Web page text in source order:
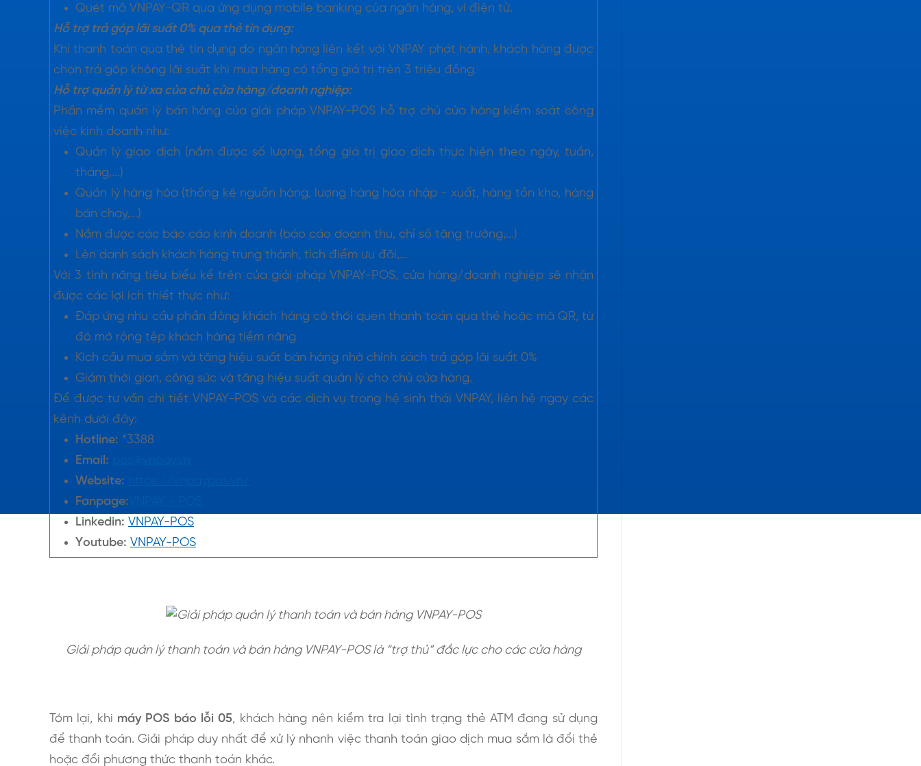
Quét mã VNPAY-QR qua ứng dụng mobile banking của ngân hàng, ví điện tử.
Hỗ trợ trả góp lãi suất 0% qua thẻ tín dụng:
Khi thanh toán qua thẻ tín dụng do ngân hàng liên kết với VNPAY phát hành, khách hàng được
chọn trả góp không lãi suất khi mua hàng có tổng giá trị trên 3 triệu đồng.
Hỗ trợ quản lý từ xa của chủ cửa hàng/doanh nghiệp:
Phần mềm quản lý bán hàng của giải pháp VNPAY-POS hỗ trợ chủ cửa hàng kiểm soát công
việc kinh doanh như:
Quản lý giao dịch (nắm được số lượng, tổng giá trị giao dịch thực hiện theo ngày, tuần,
tháng,...)
Quản lý hàng hóa (thống kê nguồn hàng, lượng hàng hóa nhập - xuất, hàng tồn kho, hàng
bán chạy,...)
Nắm được các báo cáo kinh doanh (báo cáo doanh thu, chỉ số tăng trưởng,...)
Lên danh sách khách hàng trung thành, tích điểm ưu đãi,...
Với 3 tính năng tiêu biểu kể trên của giải pháp VNPAY-POS, cửa hàng/doanh nghiệp sẽ nhận
được các lợi ích thiết thực như:
Đáp ứng nhu cầu phần đông khách hàng có thói quen thanh toán qua thẻ hoặc mã QR, từ
đó mở rộng tệp khách hàng tiềm năng
Kích cầu mua sắm và tăng hiệu suất bán hàng nhờ chính sách trả góp lãi suất 0%
Giảm thời gian, công sức và tăng hiệu suất quản lý cho chủ cửa hàng.
Để được tư vấn chi tiết VNPAY-POS và các dịch vụ trong hệ sinh thái VNPAY, liên hệ ngay các
kênh dưới đây:
Hotline: *3388
Email:
Website:
Fanpage:
Linkedin: VNPAY-POS
Youtube: VNPAY-POS
Giải pháp quản lý thanh toán và bán hàng VNPAY-POS là “trợ thủ” đắc lực cho các cửa hàng
Tóm lại, khi máy POS báo lỗi 05, khách hàng nên kiểm tra lại tình trạng thẻ ATM đang sử dụng
để thanh toán. Giải pháp duy nhất để xử lý nhanh việc thanh toán giao dịch mua sắm là đổi thẻ
hoặc đổi phương thức thanh toán khác.